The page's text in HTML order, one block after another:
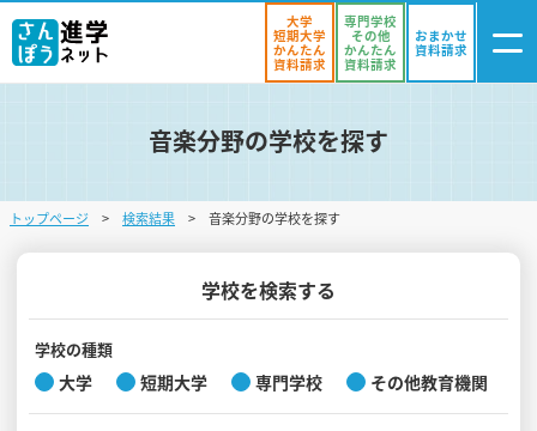
ログイン
・登録
気になる
学校を探す
オープンキャンパスを探す
入試・受験入門
大学
短期大学
かんたん
資料請求
専門学校
その他
かんたん
資料請求
おまかせ
資料請求
音楽分野の学校を探す
トップページ 検索結果 音楽分野の学校を探す
学校を検索する
学校の種類
大学 短期大学 専門学校 その他教育機関